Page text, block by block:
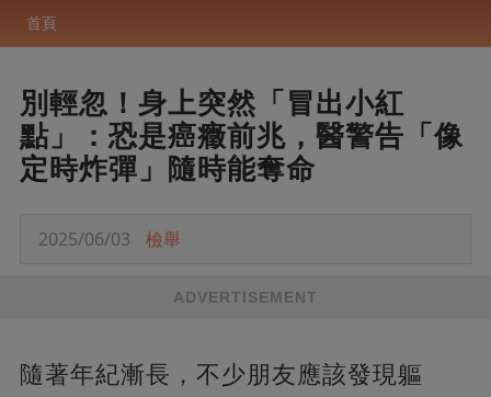
首頁
別輕忽！身上突然「冒出小紅
點」：恐是癌癥前兆，醫警告「像
定時炸彈」隨時能奪命
2025/06/03 檢舉
ADVERTISEMENT
隨著年紀漸長，不少朋友應該發現軀